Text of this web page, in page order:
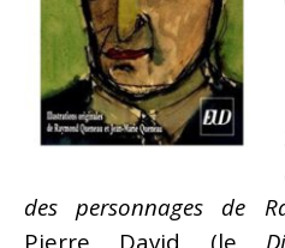
des personnages de
Pierre David (le